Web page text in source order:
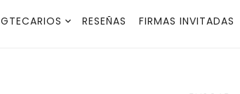
RESEÑAS FIRMAS INVITADAS